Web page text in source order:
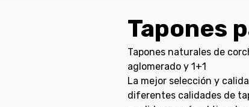
Tapones
Tapones naturales de
aglomerado y 1+1
La mejor selección y
diferentes calidades de